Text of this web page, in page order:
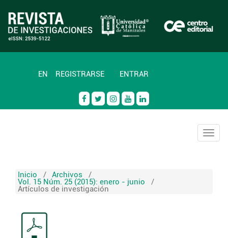
EN REGISTRARSE ENTRAR
Inicio / Archivos /
Vol. 15 Núm. 25 (2015): enero - junio /
Artículos de investigación